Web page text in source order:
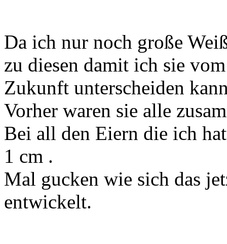
Da ich nur noch große
zu diesen damit ich sie
Zukunft unterscheiden
Vorher waren sie alle
Bei all den Eiern die ich
1 cm .
Mal gucken wie sich das
entwickelt.